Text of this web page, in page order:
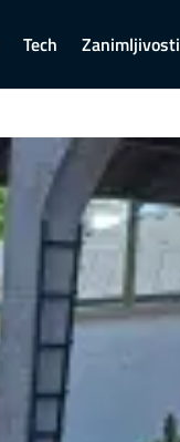
Tech Zanimljivosti